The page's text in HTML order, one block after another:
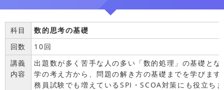
科目
数的思考の基礎
回数
10回
講義
内容
出題数が多く苦手な人の多い「数的処理」の基礎とな
学の考え方から、問題の解き方の基礎までを学びます
務員試験でも増えているSPI・SCOA対策にも役立ち